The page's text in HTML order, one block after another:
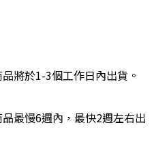
將於1-3個工作日內出貨。
最慢6週內，最快2週左右出